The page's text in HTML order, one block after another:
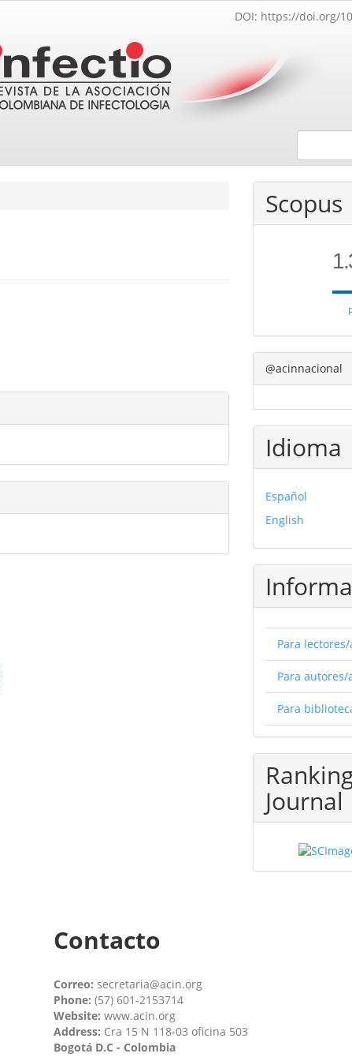
DOI: https://doi.org/
Scopus
@acinnacional
Idioma
Español
English
Para lectores/
Para autores/
Para
Journal
Contacto
Correo: secretaria@acin.org
Phone: (57) 601-2153714
Website: www.acin.org
Address: Cra 15 N 118-03 oficina 503
Bogotá D.C - Colombia